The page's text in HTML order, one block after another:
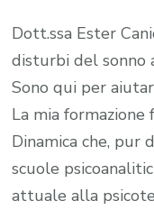
Dott.ssa Ester
disturbi del sonno
Sono qui per
La mia
Dinamica che, pur
scuole
attuale alla